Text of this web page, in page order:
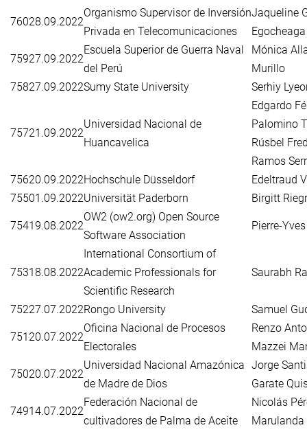
76028.09.2022
Organismo Supervisor de Inversión
Privada en Telecomunicaciones
Jaqueline
Egocheaga
75927.09.2022
Escuela Superior de Guerra Naval
del Perú
Mónica
Murillo
75827.09.2022Sumy State University Serhiy
75721.09.2022
Universidad Nacional de
Huancavelica
Edgardo
Palomino
Rúsbel
Ramos
75620.09.2022Hochschule Düsseldorf
Edeltraud
75501.09.2022Universität Paderborn Birgitt
75419.08.2022
OW2 (ow2.org) Open Source
Software Association
Pierre-
75318.08.2022
International Consortium of
Academic Professionals for
Scientific Research
Saurabh
75227.07.2022Rongo University Samuel
751 20.07.2022
Oficina Nacional de Procesos
Electorales
Renzo
Mazzei
75020.07.2022
Universidad Nacional Amazónica
de Madre de Dios
Jorge
Garate
74914.07.2022
Federación Nacional de
cultivadores de Palma de Aceite
Nicolás
Marulanda